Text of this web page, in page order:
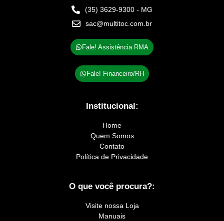
(35) 3629-9300 - MG
sac@multitoc.com.br
Fale! Assistência RMA
Fale! Financeiro/RH
Institucional:
Home
Quem Somos
Contato
Política de Privacidade
O que você procura?:
Visite nossa Loja
Manuais